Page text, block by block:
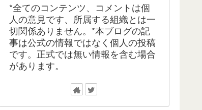
*全てのコンテンツ、コメントは個
人の意見です、所属する組織とは一
切関係ありません。*本ブログの記
事は公式の情報ではなく個人の投稿
です。正式では無い情報を含む場合
があります。